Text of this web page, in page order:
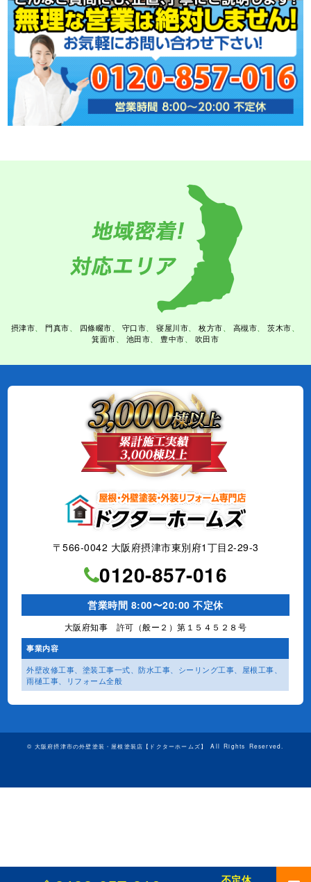
不定休
摂津市 門真市 四條畷市 守口市 寝屋川市 枚方市 高槻市
茨木市
箕面市
池田市 豊中市 吹田市
〒566-0042 大阪府摂津市東別府1丁目2-29-3
0120-857-016
営業時間 8:00〜20:00 不定休
大阪府知事 許可（般ー２）第１５４５２８号
事業内容
外壁改修工事、塗装工事⼀式、防水工事、シーリング工事、 屋根工事、
雨樋工事、
リフォーム全般
© 大阪府摂津市の外壁塗装・屋根塗装店【ドクターホームズ】 All Rights Reserved.